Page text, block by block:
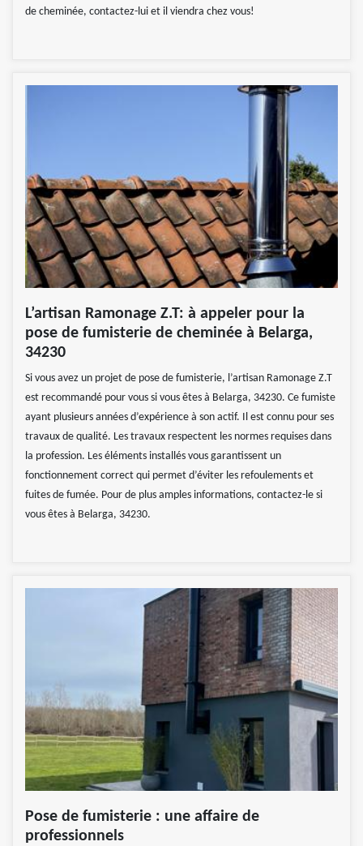
de cheminée, contactez-lui et il viendra chez vous!
L’artisan Ramonage Z.T: à appeler pour la
pose de fumisterie de cheminée à Belarga,
34230
Si vous avez un projet de pose de fumisterie, l’artisan Ramonage Z.T
est recommandé pour vous si vous êtes à Belarga, 34230. Ce fumiste
ayant plusieurs années d’expérience à son actif. Il est connu pour ses
travaux de qualité. Les travaux respectent les normes requises dans
la profession. Les éléments installés vous garantissent un
fonctionnement correct qui permet d’éviter les refoulements et
fuites de fumée. Pour de plus amples informations, contactez-le si
vous êtes à Belarga, 34230.
Pose de fumisterie : une affaire de
professionnels